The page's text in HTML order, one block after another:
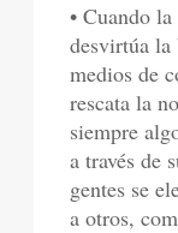
• Cuando
desvirtúa la
medios de
rescata la
siempre
a través de
gentes se
a otros,